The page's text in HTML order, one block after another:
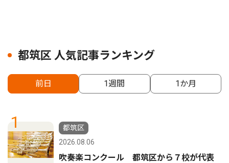
都筑区 人気記事ランキング
前日 1週間 1か月
1
都筑区
2026.08.06
吹奏楽コンクール 都筑区から７校が代表